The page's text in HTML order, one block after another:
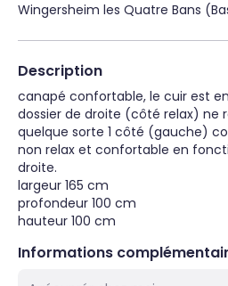
Wingersheim les Quatre Bans
Description
canapé confortable, le cuir est
dossier de droite (côté relax) ne
quelque sorte 1 côté (gauche)
non relax et confortable en
droite.
largeur 165 cm
profondeur 100 cm
hauteur 100 cm
Informations